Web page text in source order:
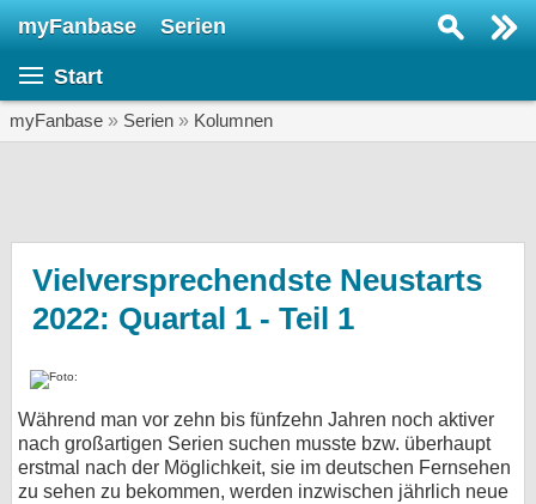
myFanbase Serien
Start
myFanbase » Serien » Kolumnen
Vielversprechendste Neustarts
2022: Quartal 1 - Teil 1
Während man vor zehn bis fünfzehn Jahren noch aktiver
nach großartigen Serien suchen musste bzw. überhaupt
erstmal nach der Möglichkeit, sie im deutschen Fernsehen
zu sehen zu bekommen, werden inzwischen jährlich neue
SERIEN
Veranstaltungen
SERVICE
Gewinnspiele